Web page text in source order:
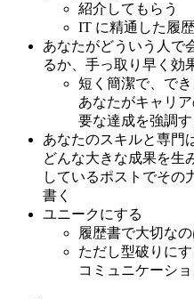
紹介してもらう
IT に精通した履
あなたがどういう人で
るか、手っ取り早く効
短く簡潔で、で
あなたがキャリ
要な達成を強調す
あなたのスキルと専門
どんな大きな成果を生
しているポストでその
書く
ユニークにする
履歴書で大切な
ただし型破りに
コミュニケーシ